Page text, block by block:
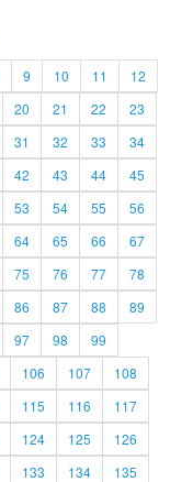
9 10 11
12
20 21 22
23
31 32 33
34
42 43 44
45
53 54 55
56
64 65 66
67
75 76 77
78
86 87 88
89
97 98
99
106 107
108
115 116
117
124 125
126
133 134
135